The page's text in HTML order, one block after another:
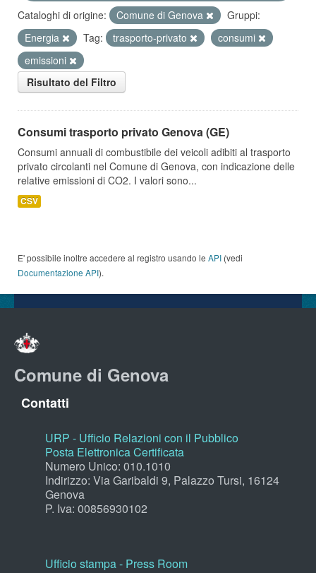
Cataloghi di origine:
Comune di Genova
Gruppi:
Energia
Tag: trasporto-privato
consumi
emissioni
Risultato del Filtro
Consumi trasporto privato Genova (GE)
Consumi annuali di combustibile dei veicoli adibiti al trasporto
privato circolanti nel Comune di Genova, con indicazione delle
relative emissioni di CO2. I valori sono...
CSV
E' possibile inoltre accedere al registro usando le API (vedi
Documentazione API).
Comune di Genova
Contatti
URP - Ufficio Relazioni con il Pubblico
Posta Elettronica Certificata
Numero Unico: 010.1010
Indirizzo: Via Garibaldi 9, Palazzo Tursi, 16124
Genova
P. Iva: 00856930102
Ufficio stampa - Press Room